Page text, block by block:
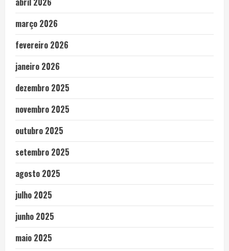
março 2026
fevereiro 2026
janeiro 2026
dezembro 2025
novembro 2025
outubro 2025
setembro 2025
agosto 2025
julho 2025
junho 2025
maio 2025